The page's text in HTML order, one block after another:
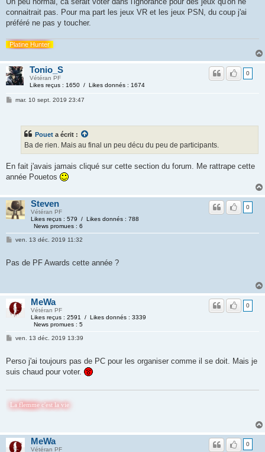
connaitrait pas. Pour ma part les jeux VR et les jeux PSN, du coup j'ai
préféré ne pas y toucher.
Platine Hunter
Tonio_S
Vétéran PF
Likes reçus : 1650 / Likes donnés : 1674
0
mar. 10 sept. 2019 23:47
Pouet a écrit :
Ba de rien. Mais au final un peu décu du peu de participants.
En fait j'avais jamais cliqué sur cette section du forum. Me rattrape cette
année Pouetos
Steven
Vétéran PF
Likes reçus : 579 / Likes donnés : 788
News promues : 6
0
ven. 13 déc. 2019 11:32
Pas de PF Awards cette année ?
MeWa
Vétéran PF
Likes reçus : 2591 / Likes donnés : 3339
News promues : 5
0
ven. 13 déc. 2019 13:39
Perso j'ai toujours pas de PC pour les organiser comme il se doit. Mais je
suis chaud pour voter.
c'est la vie
MeWa
Vétéran PF
0